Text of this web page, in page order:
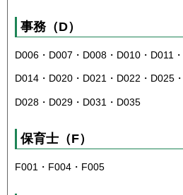
事務（D）
D006・D007・D008・D010・D011
D014・D020・D021・D022・D025
D028・D029・D031・D035
保育士（F）
F001・F004・F005